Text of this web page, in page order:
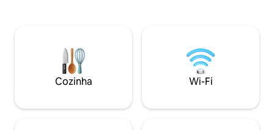
ao pôr do sol e relaxe com vista para o
pôr do sol laranja ou um espetáculo de
luzes perto do novo farol - Faro de
Puerto Colombia
Cozinha Wi-Fi